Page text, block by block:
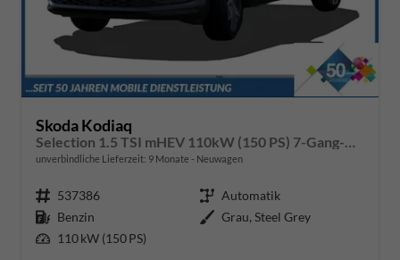
Skoda Kodiaq
unverbindliche Lieferzeit: 9 Monate Neuwagen
Fahrzeugnr. 537386 Getriebe Automatik
Kraftstoff Benzin Außenfarbe Grau, Steel Grey
Leistung 110 kW (150 PS)